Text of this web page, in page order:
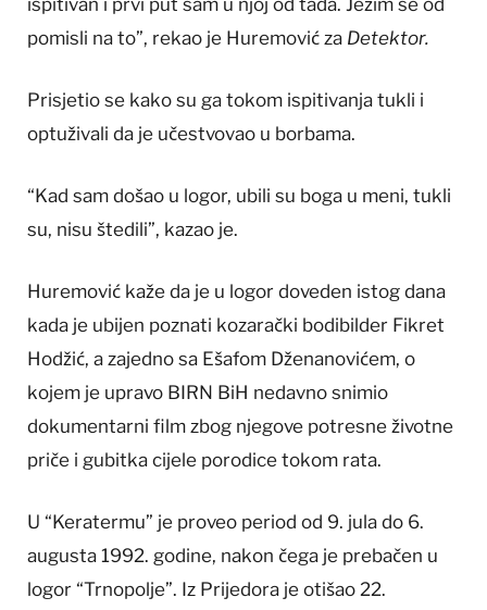
pomisli na to”, rekao je Huremović za Detektor.
Prisjetio se kako su ga tokom ispitivanja tukli i
optuživali da je učestvovao u borbama.
“Kad sam došao u logor, ubili su boga u meni, tukli
su, nisu štedili”, kazao je.
Huremović kaže da je u logor doveden istog dana
kada je ubijen poznati kozarački bodibilder Fikret
Hodžić, a zajedno sa Ešafom Dženanovićem, o
kojem je upravo BIRN BiH nedavno snimio
dokumentarni film zbog njegove potresne životne
priče i gubitka cijele porodice tokom rata.
U “Keratermu” je proveo period od 9. jula do 6.
augusta 1992. godine, nakon čega je prebačen u
logor “Trnopolje”. Iz Prijedora je otišao 22.